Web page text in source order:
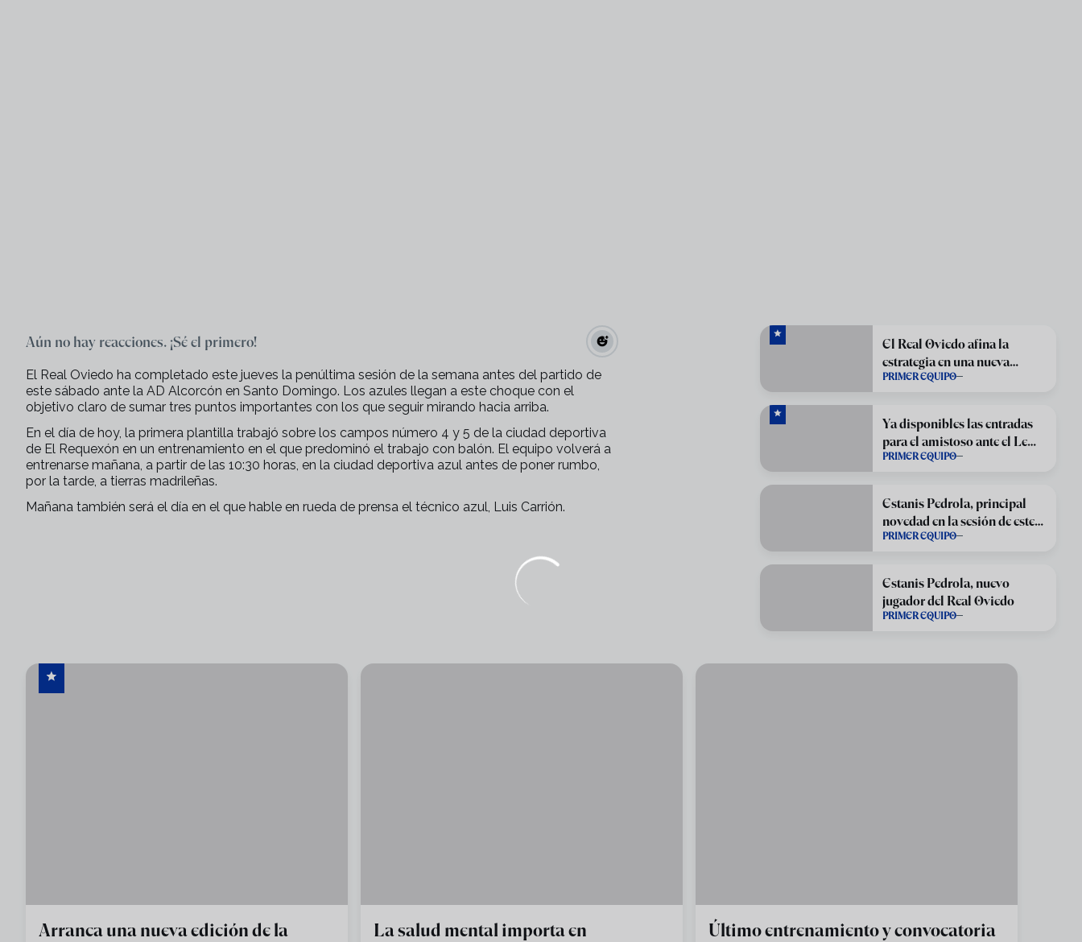
Aún no hay reacciones. ¡Sé el primero!
El Real Oviedo ha completado este jueves la penúltima sesión de la semana antes del partido de
este sábado ante la AD Alcorcón en Santo Domingo. Los azules llegan a este choque con el
objetivo claro de sumar tres puntos importantes con los que seguir mirando hacia arriba.
En el día de hoy, la primera plantilla trabajó sobre los campos número 4 y 5 de la ciudad deportiva
de El Requexón en un entrenamiento en el que predominó el trabajo con balón. El equipo volverá a
entrenarse mañana, a partir de las 10:30 horas, en la ciudad deportiva azul antes de poner rumbo,
por la tarde, a tierras madrileñas.
Mañana también será el día en el que hable en rueda de prensa el técnico azul, Luis Carrión.
El Real Oviedo afina la
estrategia en una nueva
sesión en El Requexón
PRIMER EQUIPO
Ya disponibles las entradas
para el amistoso ante el Le
Havre
PRIMER EQUIPO
Estanis Pedrola, principal
novedad en la sesión de este
martes
PRIMER EQUIPO
Estanis Pedrola, nuevo
jugador del Real Oviedo
PRIMER EQUIPO
Arranca una nueva edición de la
La salud mental importa en
Último entrenamiento y convocatoria